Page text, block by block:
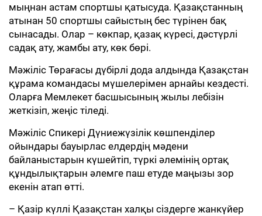
мыңнан астам спортшы қатысуда. Қазақстанның
атынан 50 спортшы сайыстың бес түрінен бақ
сынасады. Олар – көкпар, қазақ күресі, дәстүрлі
садақ ату, жамбы ату, көк бөрі.
Мәжіліс Төрағасы дүбірлі дода алдында Қазақстан
құрама командасы мүшелерімен арнайы кездесті.
Оларға Мемлекет басшысының жылы лебізін
жеткізіп, жеңіс тіледі.
Мәжіліс Спикері Дүниежүзілік көшпенділер
ойындары бауырлас елдердің мәдени
байланыстарын күшейтіп, түркі әлемінің ортақ
құндылықтарын әлемге паш етуде маңызы зор
екенін атап өтті.
– Қазір күллі Қазақстан халқы сіздерге жанкүйер